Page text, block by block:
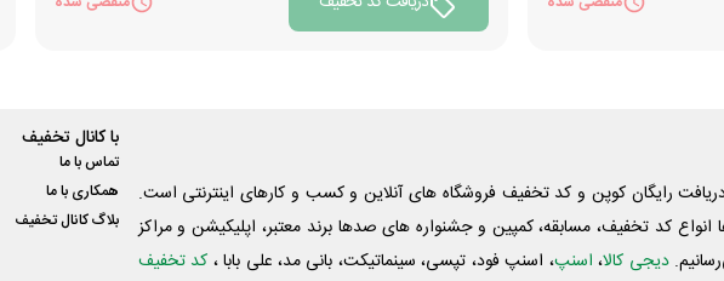
رایگان کوپن و کد تخفیف فروشگاه های آنلاین و کسب و‌ کارهای اینترنتی است.
کد تخفیف، مسابقه، کمپین و جشنواره های صدها برند معتبر، اپلیکیشن و مراکز
دیجی کالا، اسنپ، اسنپ فود، تپسی، سینماتیکت، بانی مد، علی‌ بابا ، کد تخفیف
با کانال تخفیف
تماس با ما
همکاری با ما
بلاگ کانال تخفیف